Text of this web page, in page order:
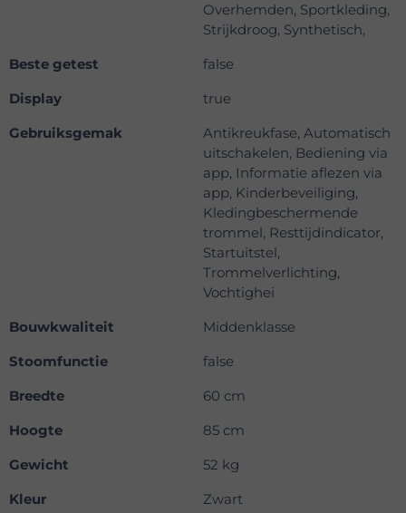
Overhemden, Sportkleding,
Strijkdroog, Synthetisch,
Beste getest
false
Display
true
Gebruiksgemak
Antikreukfase, Automatisch
uitschakelen, Bediening via
app, Informatie aflezen via
app, Kinderbeveiliging,
Kledingbeschermende
trommel, Resttijdindicator,
Startuitstel,
Trommelverlichting,
Vochtighei
Bouwkwaliteit
Middenklasse
Stoomfunctie
false
Breedte
60 cm
Hoogte
85 cm
Gewicht
52 kg
Kleur
Zwart